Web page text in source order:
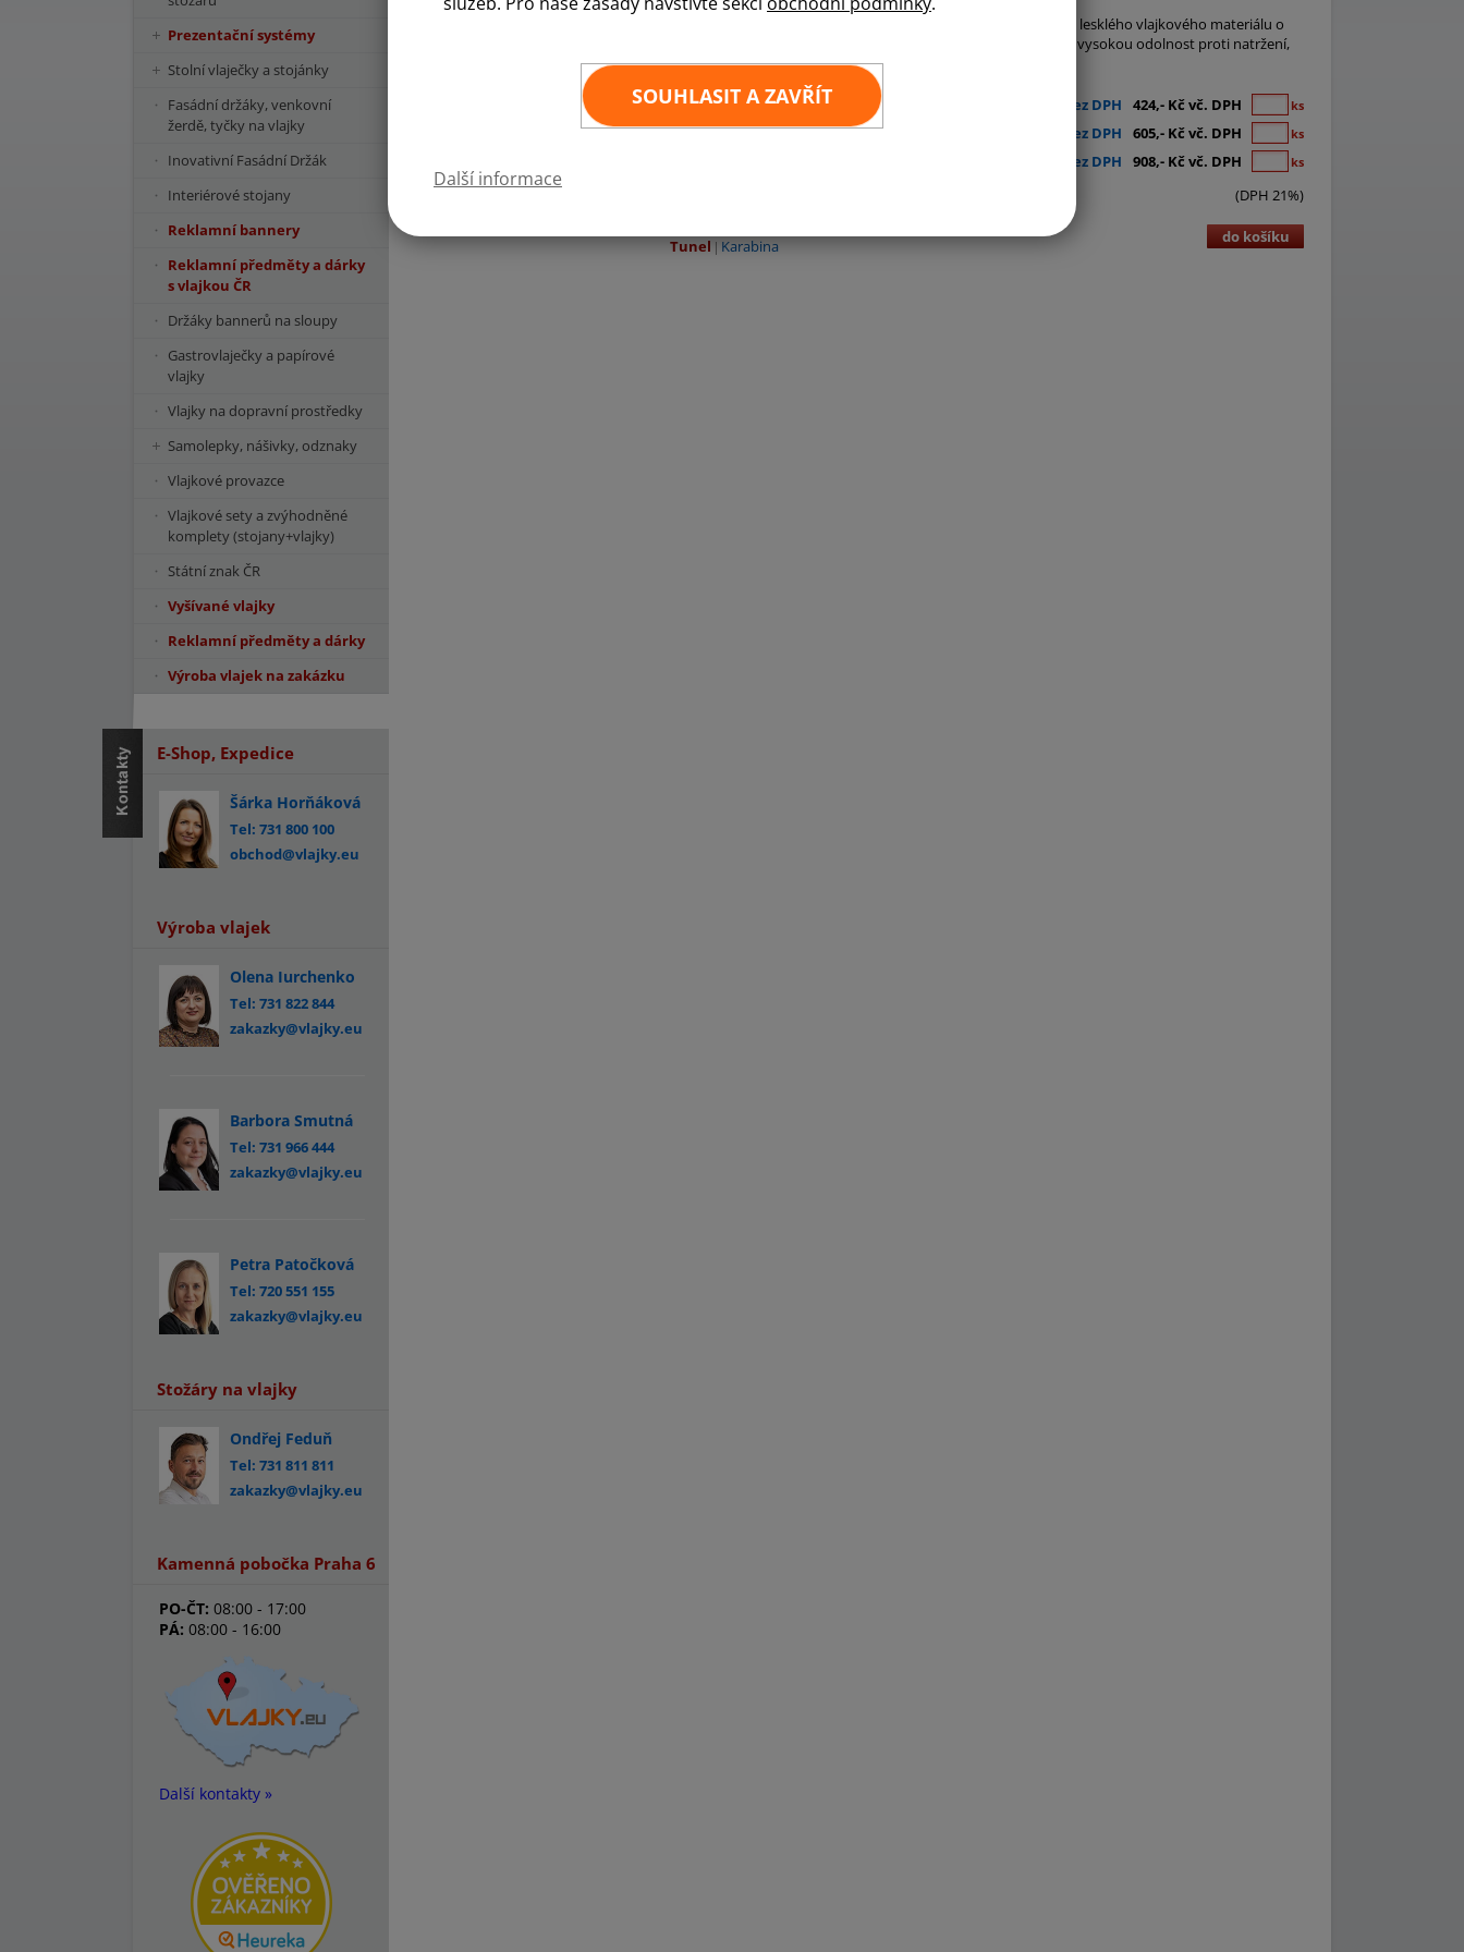
SOUHLASIT A ZAVŘÍT
Další informace
Vlajka města Zlín je vyrobena z materiálu Easyflag, populárního lesklého vlajkového materiálu o
hmotnosti 120g/m2. Její pevná polyesterová struktura zajišťuje vysokou odolnost proti natržení,
což ji činí ideální pro venkovní použití.
60 ×90 cm 350,- Kč bez DPH 424,- Kč vč. DPH ks
500,- Kč bez DPH 605,- Kč vč. DPH ks
750,- Kč bez DPH 908,- Kč vč. DPH ks
(DPH 21%)
Tunel
Karabina do košíku
Prezentační systémy
Stolní vlaječky a stojánky
Fasádní držáky, venkovní
žerdě, tyčky na vlajky
Inovativní Fasádní Držák
Interiérové stojany
Reklamní bannery
Reklamní předměty a dárky
s vlajkou ČR
Držáky bannerů na sloupy
Gastrovlaječky a papírové
vlajky
Vlajky na dopravní prostředky
Samolepky, nášivky, odznaky
Vlajkové provazce
Vlajkové sety a zvýhodněné
komplety (stojany+vlajky)
Státní znak ČR
Vyšívané vlajky
Reklamní předměty a dárky
Výroba vlajek na zakázku
E-Shop, Expedice
Šárka Horňáková
Tel: 731 800 100
obchod@vlajky.eu
Výroba vlajek
Olena Iurchenko
Tel: 731 822 844
zakazky@vlajky.eu
Barbora Smutná
Tel: 731 966 444
zakazky@vlajky.eu
Petra Patočková
Tel: 720 551 155
zakazky@vlajky.eu
Stožáry na vlajky
Ondřej Feduň
Tel: 731 811 811
zakazky@vlajky.eu
Kamenná pobočka Praha 6
PO-ČT: 08:00 - 17:00
PÁ: 08:00 - 16:00
Další kontakty »